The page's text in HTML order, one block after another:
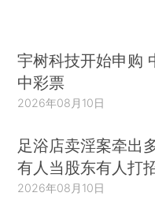
宇树科技开始申购
中彩票
2026年08月10日
足浴店卖淫案牵出
有人当股东有人打
2026年08月10日